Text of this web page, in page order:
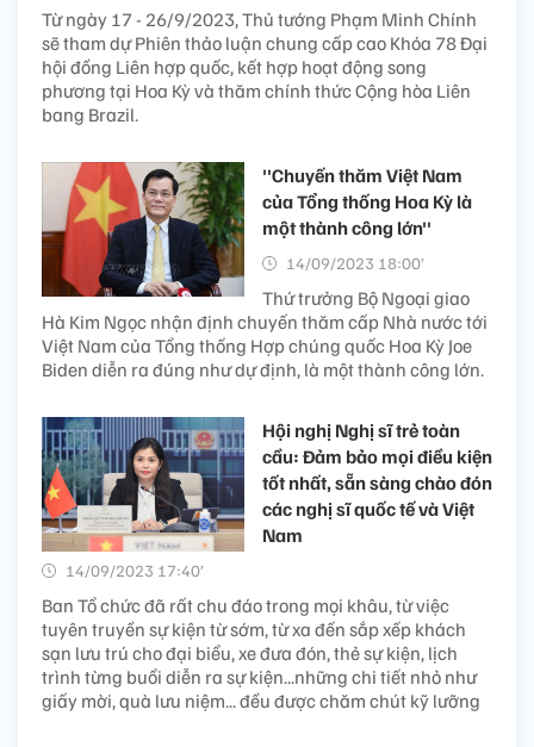
Từ ngày 17 - 26/9/2023, Thủ tướng Phạm Minh Chính
sẽ tham dự Phiên thảo luận chung cấp cao Khóa 78 Đại
hội đồng Liên hợp quốc, kết hợp hoạt động song
phương tại Hoa Kỳ và thăm chính thức Cộng hòa Liên
bang Brazil.
''Chuyến thăm Việt Nam
của Tổng thống Hoa Kỳ là
một thành công lớn''
14/09/2023 18:00’
Thứ trưởng Bộ Ngoại giao
Hà Kim Ngọc nhận định chuyến thăm cấp Nhà nước tới
Việt Nam của Tổng thống Hợp chúng quốc Hoa Kỳ Joe
Biden diễn ra đúng như dự định, là một thành công lớn.
Hội nghị Nghị sĩ trẻ toàn
cầu: Đảm bảo mọi điều kiện
tốt nhất, sẵn sàng chào đón
các nghị sĩ quốc tế và Việt
Nam
14/09/2023 17:40’
Ban Tổ chức đã rất chu đáo trong mọi khâu, từ việc
tuyên truyền sự kiện từ sớm, từ xa đến sắp xếp khách
sạn lưu trú cho đại biểu, xe đưa đón, thẻ sự kiện, lịch
trình từng buổi diễn ra sự kiện...những chi tiết nhỏ như
giấy mời, quà lưu niệm... đều được chăm chút kỹ lưỡng